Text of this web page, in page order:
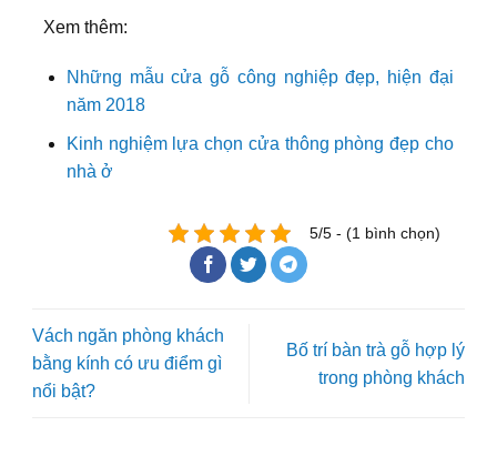
Xem thêm:
Những mẫu cửa gỗ công nghiệp đẹp, hiện đại
năm 2018
Kinh nghiệm lựa chọn cửa thông phòng đẹp cho
nhà ở
5/5 - (1 bình chọn)
Vách ngăn phòng khách
bằng kính có ưu điểm gì
nổi bật?
Bố trí bàn trà gỗ hợp lý
trong phòng khách